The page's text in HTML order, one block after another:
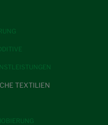
TEXTILIEN